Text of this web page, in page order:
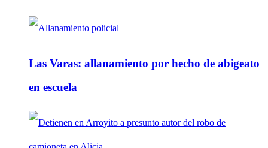
Las Varas: allanamiento por hecho de abigeato
en escuela